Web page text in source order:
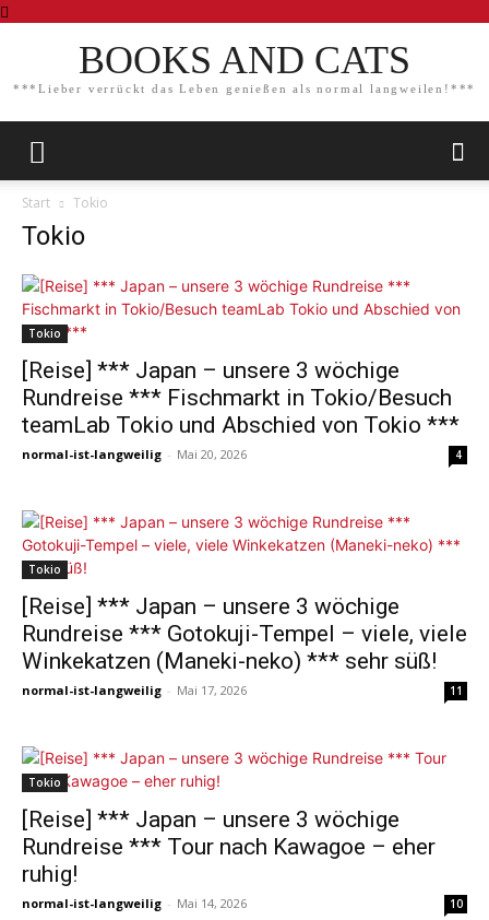
BOOKS AND CATS
***Lieber verrückt das Leben genießen als normal langweilen!***
Start Tokio
Tokio
Tokio
[Reise] *** Japan – unsere 3 wöchige
Rundreise *** Fischmarkt in Tokio/Besuch
teamLab Tokio und Abschied von Tokio ***
normal-ist-langweilig - Mai 20, 2026 4
Tokio
[Reise] *** Japan – unsere 3 wöchige
Rundreise *** Gotokuji-Tempel – viele, viele
Winkekatzen (Maneki-neko) *** sehr süß!
normal-ist-langweilig - Mai 17, 2026 11
Tokio
[Reise] *** Japan – unsere 3 wöchige
Rundreise *** Tour nach Kawagoe – eher
ruhig!
normal-ist-langweilig - Mai 14, 2026 10